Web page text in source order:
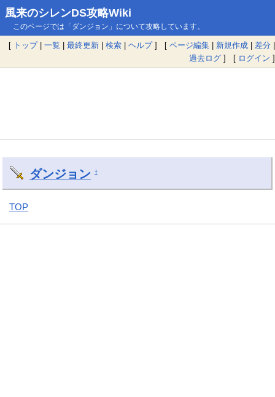
風来のシレンDS攻略Wiki
このページでは「ダンジョン」について攻略しています。
[ トップ| 一覧 | 最終更新 | 検索 | ヘルプ] [ ページ編集 | 新規作成 | 差分 |
過去ログ ] [ ログイン ]
ダンジョン †
TOP